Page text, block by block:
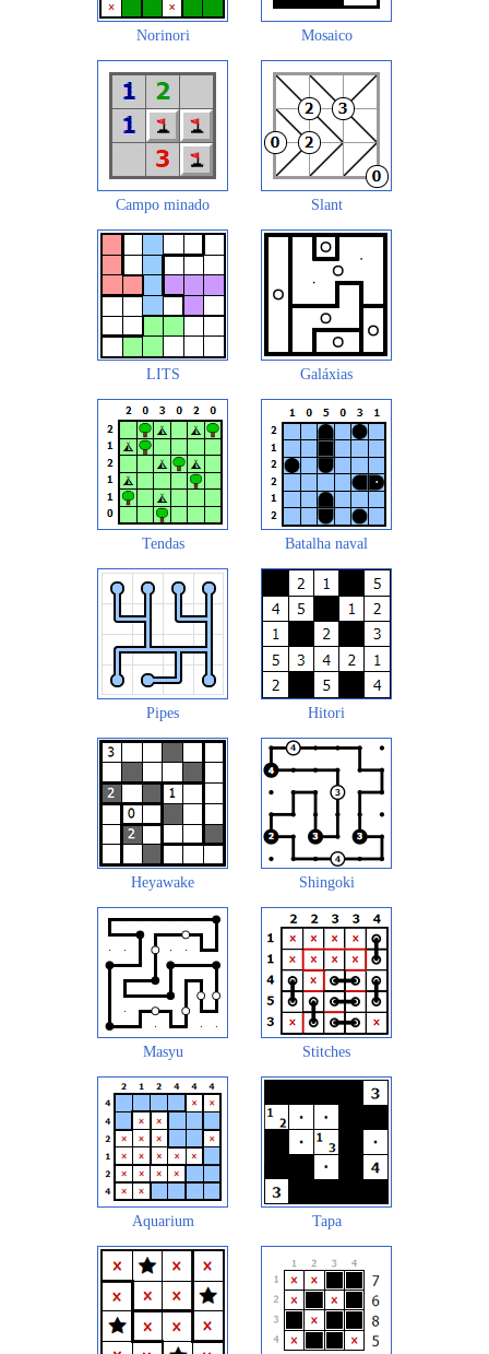
Norinori Mosaico
Campo minado Slant
LITS Galáxias
Tendas Batalha naval
Pipes Hitori
Heyawake Shingoki
Masyu Stitches
Aquarium Tapa